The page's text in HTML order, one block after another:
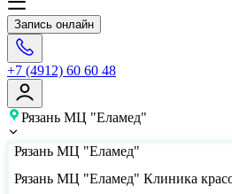
Запись онлайн
+7 (4912) 60 60 48
Рязань МЦ "Еламед"
Рязань МЦ "Еламед"
Рязань МЦ "Еламед" Клиника